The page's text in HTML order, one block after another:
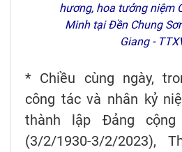
hương, hoa tưởng niệm
Minh tại Đền Chung
Giang -
* Chiều cùng ngày,
công tác và nhân kỷ
thành lập Đảng
(3/2/1930-3/2/2023),